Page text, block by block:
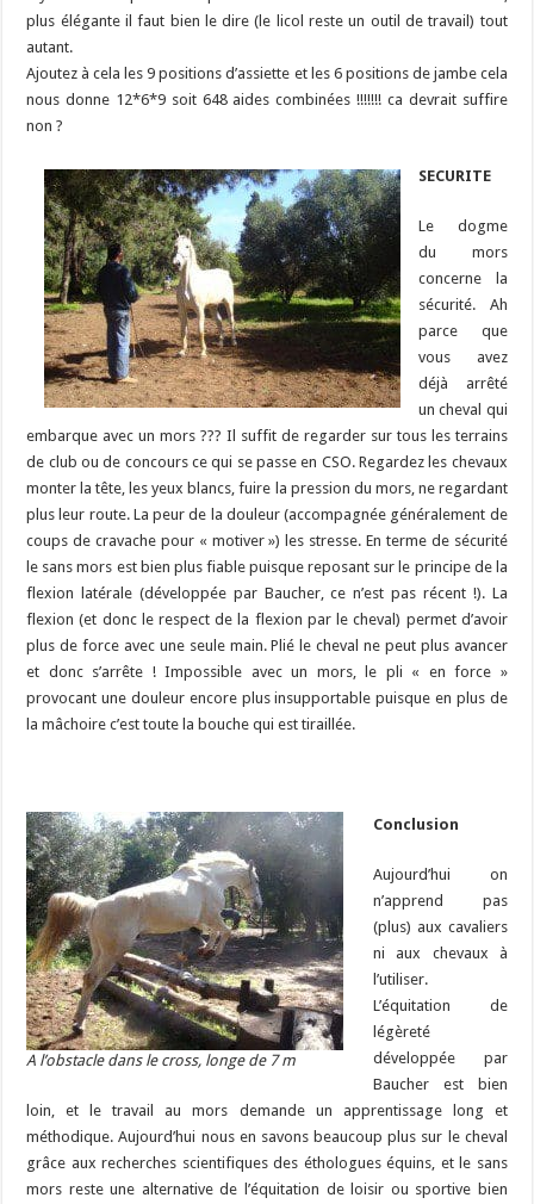
plus élégante il faut bien le dire (le licol reste un outil de travail) tout
autant.
Ajoutez à cela les 9 positions d’assiette et les 6 positions de jambe cela
nous donne 12*6*9 soit 648 aides combinées !!!!!!! ca devrait suffire
non ?
SECURITE
Le dogme
du mors
concerne la
sécurité. Ah
parce que
vous avez
déjà arrêté
un cheval qui
embarque avec un mors ??? Il suffit de regarder sur tous les terrains
de club ou de concours ce qui se passe en CSO. Regardez les chevaux
monter la tête, les yeux blancs, fuire la pression du mors, ne regardant
plus leur route. La peur de la douleur (accompagnée généralement de
coups de cravache pour « motiver ») les stresse. En terme de sécurité
le sans mors est bien plus fiable puisque reposant sur le principe de la
flexion latérale (développée par Baucher, ce n’est pas récent !). La
flexion (et donc le respect de la flexion par le cheval) permet d’avoir
plus de force avec une seule main. Plié le cheval ne peut plus avancer
et donc s’arrête ! Impossible avec un mors, le pli « en force »
provocant une douleur encore plus insupportable puisque en plus de
la mâchoire c’est toute la bouche qui est tiraillée.
A l’obstacle dans le cross, longe de 7 m
Conclusion
Aujourd’hui on
n’apprend pas
(plus) aux cavaliers
ni aux chevaux à
l’utiliser.
L’équitation de
légèreté
développée par
Baucher est bien
loin, et le travail au mors demande un apprentissage long et
méthodique. Aujourd’hui nous en savons beaucoup plus sur le cheval
grâce aux recherches scientifiques des éthologues équins, et le sans
mors reste une alternative de l’équitation de loisir ou sportive bien